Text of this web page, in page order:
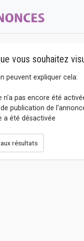
vous souhaitez
peuvent expliquer cela:
n'a pas encore été
publication de
a été désactivée
résultats